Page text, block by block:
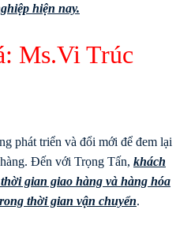
hiện nay.
Ms.Vi Trúc
phát triển và đổi mới để đem lại
Đến với Trọng Tấn, khách
gian giao hàng và hàng hóa
thời gian vận chuyển.